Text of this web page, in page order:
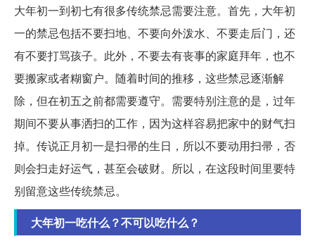
大年初一到初七有很多传统禁忌需要注意。首先，大年初
一的禁忌包括不要扫地、不要向外泼水、不要走后门，还
有不要打骂孩子。此外，不要去有丧事的家庭拜年，也不
要搬家或者糊窗户。随着时间的推移，这些禁忌逐渐解
除，但在初五之前都需要遵守。需要特别注意的是，过年
期间不要从事洒扫的工作，因为这样容易把家中的财气扫
掉。传说正月初一是扫帚的生日，所以不要动用扫帚，否
则会扫走好运气，甚至会破财。所以，在这段时间里要特
别留意这些传统禁忌。
大年初一吃什么？不可以吃什么？